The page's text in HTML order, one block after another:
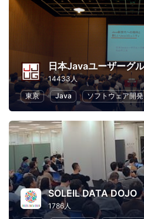
14433人
東京
Java ソフトウェア開発
SOLEIL DATA DOJO
1786人